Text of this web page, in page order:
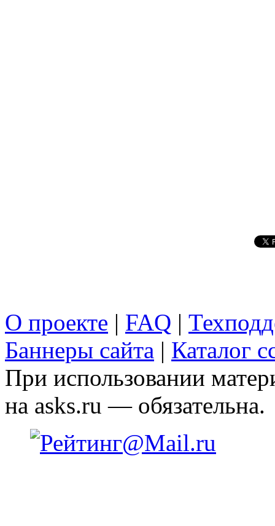
О проекте | FAQ |
Баннеры сайта | Каталог
При использовании
на asks.ru — обязательна.